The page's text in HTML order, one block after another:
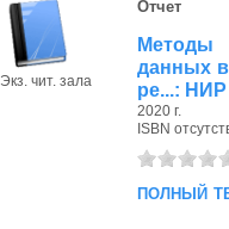
Экз. чит. зала
Отчет
Методы
данных в
ре...: НИР
2020 г.
ISBN
полный